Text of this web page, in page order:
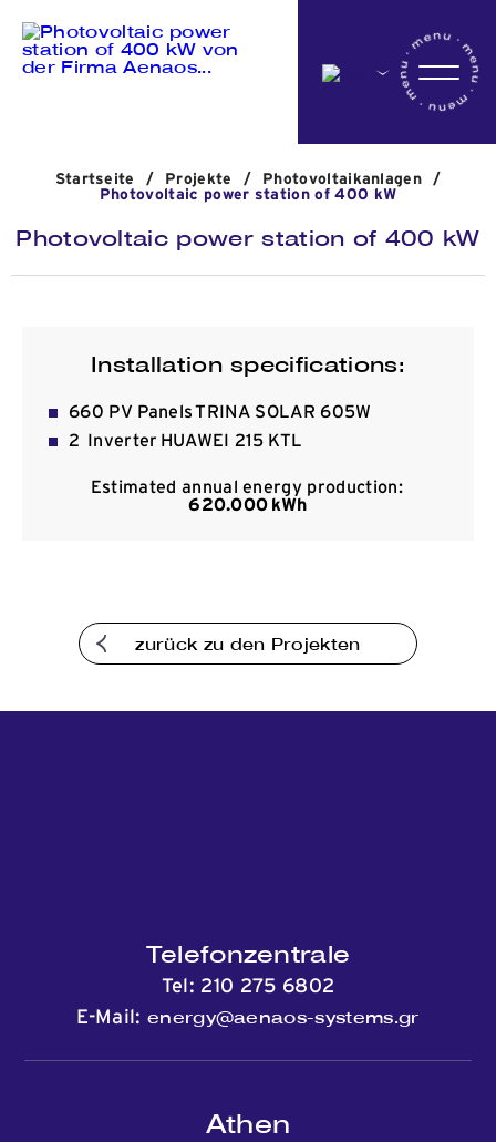
Das Unternehmen
Aktivitäten
Projekte
Nachrichten
Startseite / Projekte / Photovoltaikanlagen
/
Photovoltaic power station of 400 kW
Photovoltaic power station of 400 kW
Installation specifications:
660 PV Panels TRINA SOLAR 605W
2 Inverter HUAWEI 215 KTL
Estimated annual energy production:
620.000 kWh
zurück zu den Projekten
Telefonzentrale
Tel: 210 275 6802
E-Mail: energy@aenaos-systems.gr
Athen